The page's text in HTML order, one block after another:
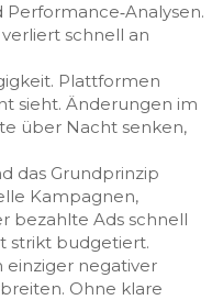
schnell an
Plattformen
sieht. Änderungen im
über Nacht senken,
das Grundprinzip
Kampagnen,
bezahlte Ads schnell
strikt budgetiert.
einziger negativer
Ohne klare